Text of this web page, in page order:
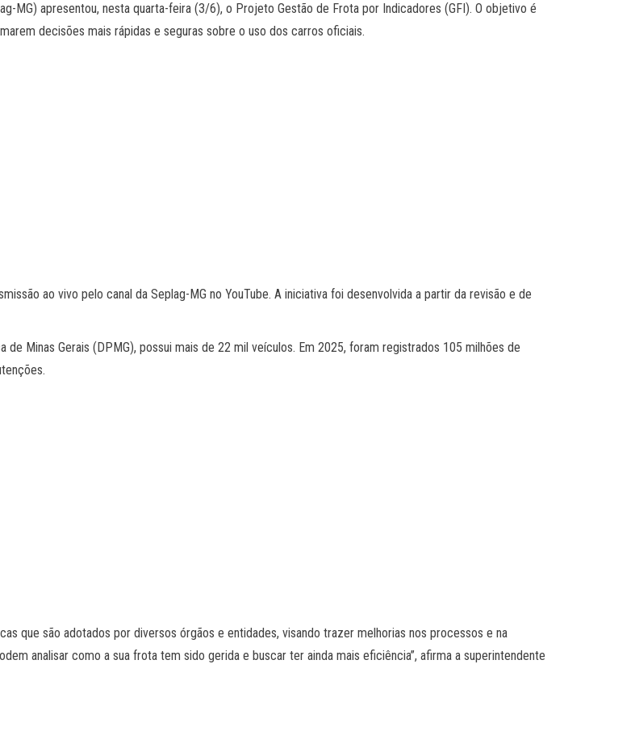
MG) apresentou, nesta quarta-feira (3/6), o Projeto Gestão de Frota por Indicadores (GFI). O objetivo é
decisões mais rápidas e seguras sobre o uso dos carros oficiais.
ao vivo pelo canal da Seplag-MG no YouTube. A iniciativa foi desenvolvida a partir da revisão e de
Minas Gerais (DPMG), possui mais de 22 mil veículos. Em 2025, foram registrados 105 milhões de
que são adotados por diversos órgãos e entidades, visando trazer melhorias nos processos e na
analisar como a sua frota tem sido gerida e buscar ter ainda mais eficiência”, afirma a superintendente